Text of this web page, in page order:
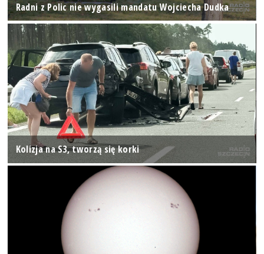
Radni z Polic nie wygasili mandatu Wojciecha Dudka
Kolizja na S3, tworzą się korki